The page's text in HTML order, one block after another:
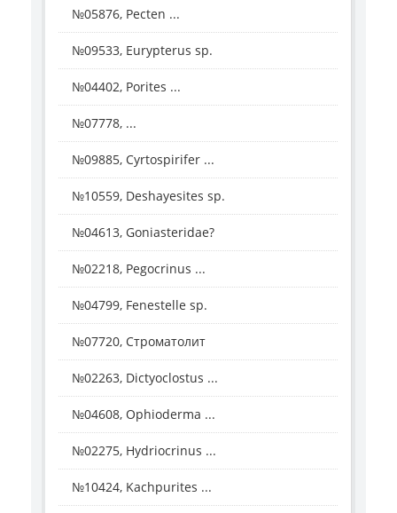
№05876, Pecten ...
№09533, Eurypterus sp.
№04402, Porites ...
№07778, ...
№09885, Cyrtospirifer ...
№10559, Deshayesites sp.
№04613, Goniasteridae?
№02218, Pegocrinus ...
№04799, Fenestelle sp.
№07720, Строматолит
№02263, Dictyoclostus ...
№04608, Ophioderma ...
№02275, Hydriocrinus ...
№10424, Kachpurites ...